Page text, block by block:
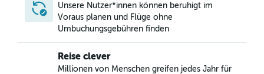
Unsere Nutzer*innen können beruhigt im
Voraus planen und Flüge ohne
Umbuchungsgebühren finden
Reise clever
Millionen von Menschen greifen jedes Jahr für